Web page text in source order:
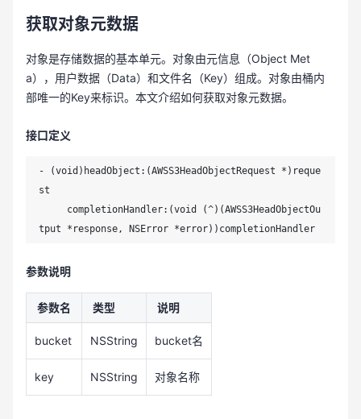
获取对象元数据
对象是存储数据的基本单元。对象由元信息（Object Met
a），用户数据（Data）和文件名（Key）组成。对象由桶内
部唯一的Key来标识。本文介绍如何获取对象元数据。
接口定义
- (void)headObject:(AWSS3HeadObjectRequest *)reque
st
tput *response, NSError *error))completionHandler
参数说明
参数名 类型 说明
bucket NSString bucket名
key NSString 对象名称